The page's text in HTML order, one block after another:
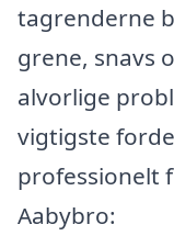
tagrenderne
grene, snavs
alvorlige
vigtigste
professionelt
Aabybro: